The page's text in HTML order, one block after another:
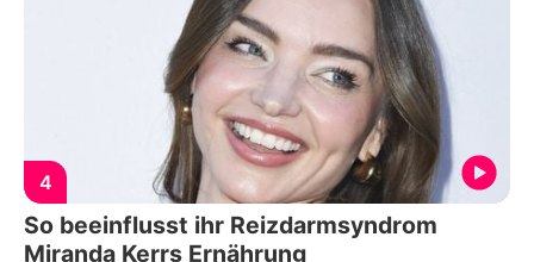
4
So beeinflusst ihr Reizdarmsyndrom
Miranda Kerrs Ernährung